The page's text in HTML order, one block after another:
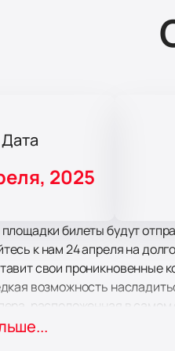
Дата
2025
билеты будут
к нам 24 апреля на
свои проникновенные
возможность
расположенная в
место стало центром